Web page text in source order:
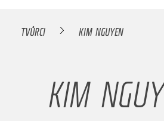
TVŮRCI KIM NGUYEN
KIM